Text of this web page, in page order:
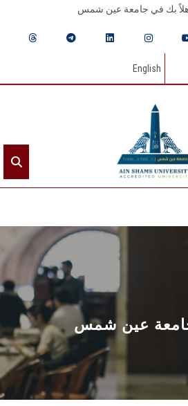
بك في جامعة عين شمس
English
الرئيسيـة
عن الجامعة
القطاعـات
الشئون الأكاديمية
البحث العلمي
جامعة عين شمس